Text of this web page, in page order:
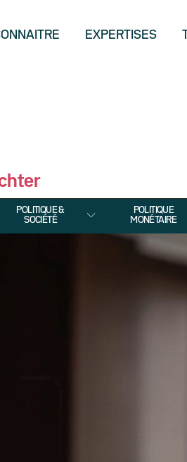
EXPERTISES
POLITIQUE &
SOCIÉTÉ
POLITIQUE
MONÉTAIRE